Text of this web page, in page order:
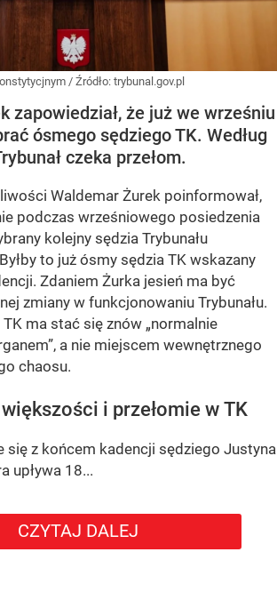
/ Źródło: trybunal.gov.pl
zapowiedział, że już we wrześniu
ósmego sędziego TK. Według
czeka przełom.
Waldemar Żurek poinformował,
podczas wrześniowego posiedzenia
kolejny sędzia Trybunału
to już ósmy sędzia TK wskazany
. Zdaniem Żurka jesień ma być
zmiany w funkcjonowaniu Trybunału.
TK ma stać się znów „normalnie
, a nie miejscem wewnętrznego
chaosu.
i przełomie w TK
się z końcem kadencji sędziego Justyna
upływa 18...
CZYTAJ DALEJ